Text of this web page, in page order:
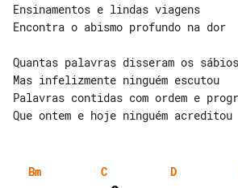
Ensinamentos e lindas viagens
Encontra o abismo profundo na dor
Quantas palavras disseram os sábios
Mas infelizmente ninguém escutou
Palavras contidas com ordem e
Bm C D